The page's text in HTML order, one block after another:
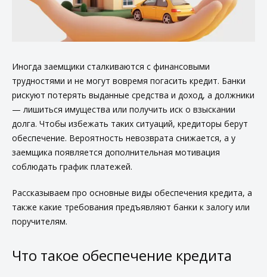
Иногда заемщики сталкиваются с финансовыми
трудностями и не могут вовремя погасить кредит. Банки
рискуют потерять выданные средства и доход, а должники
— лишиться имущества или получить иск о взыскании
долга. Чтобы избежать таких ситуаций, кредиторы берут
обеспечение. Вероятность невозврата снижается, а у
заемщика появляется дополнительная мотивация
соблюдать график платежей.
Рассказываем про основные виды обеспечения кредита, а
также какие требования предъявляют банки к залогу или
поручителям.
Что такое обеспечение кредита